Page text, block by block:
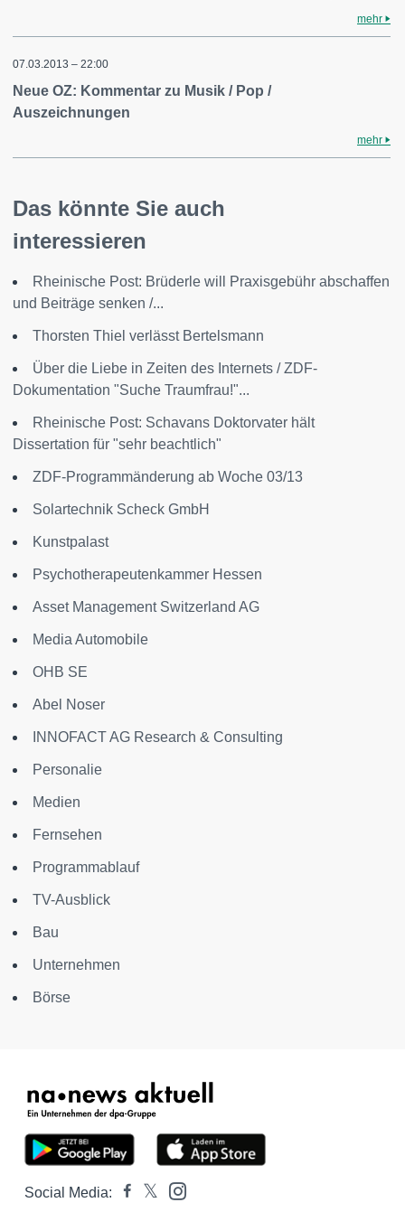
mehr
07.03.2013 – 22:00
Neue OZ: Kommentar zu Musik / Pop /
Auszeichnungen
mehr
Das könnte Sie auch
interessieren
Rheinische Post: Brüderle will Praxisgebühr abschaffen
und Beiträge senken /...
Thorsten Thiel verlässt Bertelsmann
Über die Liebe in Zeiten des Internets / ZDF-
Dokumentation "Suche Traumfrau!"...
Rheinische Post: Schavans Doktorvater hält
Dissertation für "sehr beachtlich"
ZDF-Programmänderung ab Woche 03/13
Solartechnik Scheck GmbH
Kunstpalast
Psychotherapeutenkammer Hessen
Asset Management Switzerland AG
Media Automobile
OHB SE
Abel Noser
INNOFACT AG Research & Consulting
Personalie
Medien
Fernsehen
Programmablauf
TV-Ausblick
Bau
Unternehmen
Börse
Social Media: